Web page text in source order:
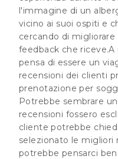
l'immagine di un
vicino ai suoi ospiti e
cercando di migliorare
feedback che
pensa di essere un
recensioni dei clienti
prenotazione per
Potrebbe sembrare
recensioni fossero
cliente potrebbe
selezionato le migliori
potrebbe pensarci